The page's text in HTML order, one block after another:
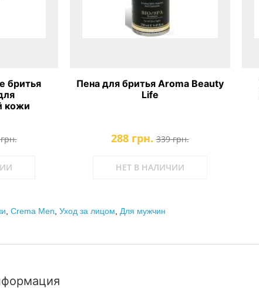
бритья
кожи
Пена для бритья Aroma Beauty
Life
288 грн. 339 грн.
НЕТ В НАЛИЧИИ
Crema Men Уход за лицом Для мужчин